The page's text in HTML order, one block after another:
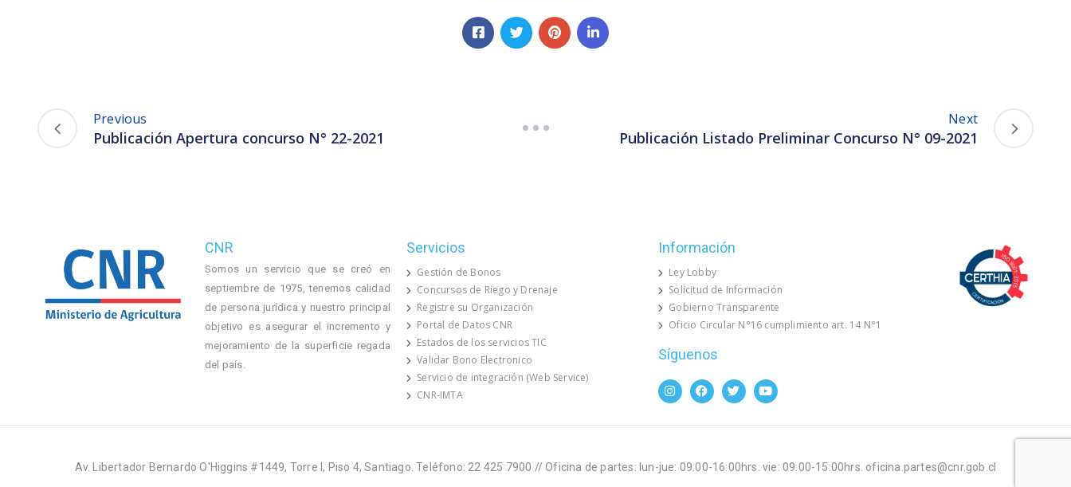
Previous
Publicación Apertura concurso N° 22-2021
Next
Publicación Listado Preliminar Concurso N° 09-2021
CNR
Somos un servicio que se creó en
septiembre de 1975, tenemos calidad
de persona jurídica y nuestro principal
objetivo es asegurar el incremento y
mejoramiento de la superficie regada
del país.
Servicios
Gestión de Bonos
Concursos de Riego y Drenaje
Registre su Organización
Portal de Datos CNR
Estados de los servicios TIC
Validar Bono Electronico
Servicio de integración (Web Service)
CNR-IMTA
Información
Ley Lobby
Solicitud de Información
Gobierno Transparente
Oficio Circular N°16 cumplimiento art. 14 N°1
Síguenos
Av. Libertador Bernardo O'Higgins #1449, Torre I, Piso 4, Santiago. Teléfono: 22 425 7900 // Oficina de partes: lun-jue: 09:00-16:00hrs. vie: 09:00-15:00hrs. oficina.partes@cnr.gob.cl